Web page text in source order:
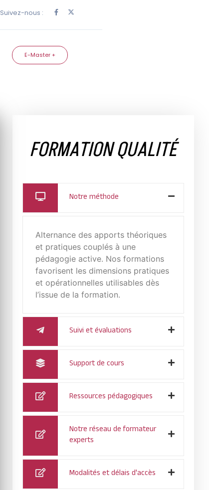
Suivez-nous :
E-Master +
FORMATION QUALITÉ
Notre méthode
Alternance des apports théoriques
et pratiques couplés à une
pédagogie active. Nos formations
favorisent les dimensions pratiques
et opérationnelles utilisables dès
l’issue de la formation.
Suivi et évaluations
Support de cours
Ressources pédagogiques
Notre réseau de formateur
experts
Modalités et délais d'accès